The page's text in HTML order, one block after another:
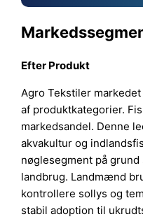
Efter Produkt
Agro Tekstiler
af produktkategorier.
markedsandel. Denne
akvakultur og
nøglesegment på
landbrug. Landmænd
kontrollere sollys og
stabil adoption til